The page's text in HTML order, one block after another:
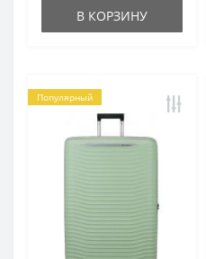
В КОРЗИНУ
Популярный